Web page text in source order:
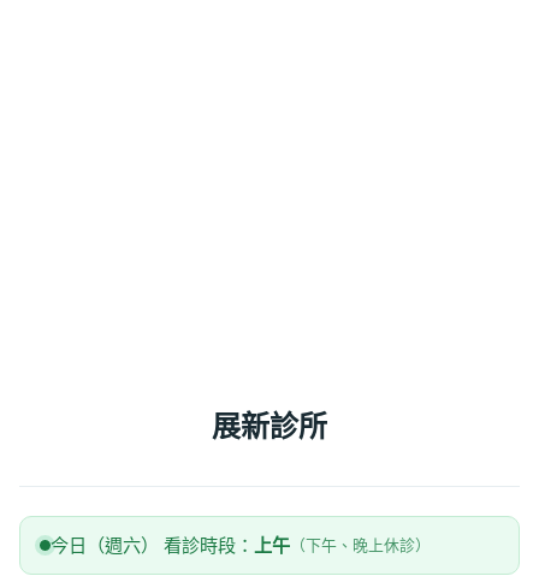
展新診所
今日（週六） 看診時段： 上午 （下午、晚上休診）